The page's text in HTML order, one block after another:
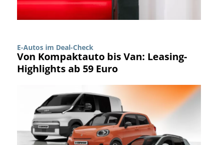
E-Autos im Deal-Check
Von Kompaktauto bis Van: Leasing-
Highlights ab 59 Euro